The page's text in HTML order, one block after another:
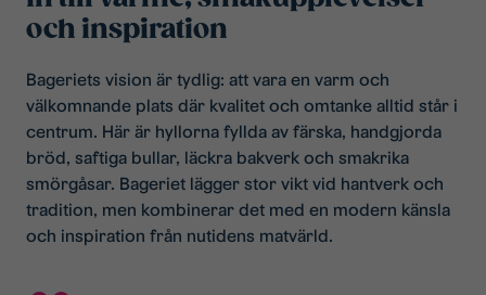
och inspiration
Bageriets vision är tydlig: att vara en varm och
välkomnande plats där kvalitet och omtanke alltid står i
centrum. Här är hyllorna fyllda av färska, handgjorda
bröd, saftiga bullar, läckra bakverk och smakrika
smörgåsar. Bageriet lägger stor vikt vid hantverk och
tradition, men kombinerar det med en modern känsla
och inspiration från nutidens matvärld.